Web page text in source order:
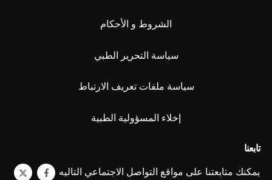
الشروط و الأحكام
سياسة التحرير الطبي
سياسة ملفات تعريف الارتباط
إخلاء المسؤولية الطبية
تابعنا
يمكنك متابعتنا على مواقع التواصل الاجتماعي التاليه